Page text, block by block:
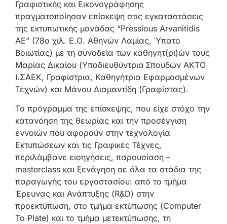
Γραφιστικής και Εικονογράφησης
πραγματοποίησαν επίσκεψη στις εγκαταστάσεις
της εκτυπωτικής μονάδας “Pressious Arvanitidis
AE” (78ο χιλ. Ε.Ο. Αθηνών Λαμίας, Ύπατο
Βοιωτίας) με τη συνοδεία των καθηγητ(ρι)ών τους
Μαρίας Δικαίου (Υποδιευθύντρια Σπουδών ΑΚΤΟ
Ι.ΣΑΕΚ, Γραφίστρια, Καθηγήτρια Εφαρμοσμένων
Τεχνών) και Μάνου Διαμαντίδη (Γραφίστας).
Το πρόγραμμα της επίσκεψης, που είχε στόχο την
κατανόηση της θεωρίας και την προσέγγιση
εννοιών που αφορούν στην τεχνολογία
Εκτυπώσεων και τις Γραφικές Τέχνες,
περιλάμβανε εισηγήσεις, παρουσίαση –
masterclass και ξενάγηση σε όλα τα στάδια της
παραγωγής του εργοστασίου: από τo τμήμα
Έρευνας και Ανάπτυξης (R&D) στην
προεκτύπωση, στο τμήμα εκτύπωσης (Computer
To Plate) και το τμήμα μετεκτύπωσης, τη